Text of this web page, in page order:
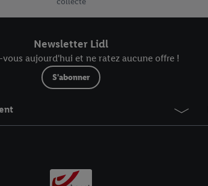
Newsletter Lidl
vous aujourd'hui et ne ratez aucune offre !
S'abonner